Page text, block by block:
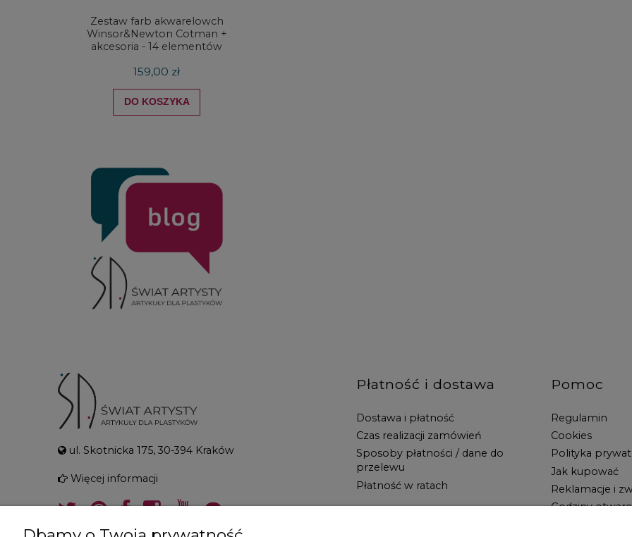
Zestaw farb akwarelowch
Winsor&Newton Cotman +
akcesoria - 14 elementów
159,00 zł
DO KOSZYKA
ul. Skotnicka 175, 30-394 Kraków
Więcej informacji
Płatność i dostawa
Dostawa i płatność
Czas realizacji zamówień
Sposoby płatności / dane do
przelewu
Płatność w ratach
Pomoc
Regulamin
Cookies
Polityka
Jak kupować
Reklamacje i
Godziny